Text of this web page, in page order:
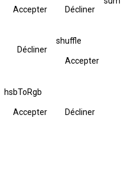
Accepter Décliner
Décliner
shuffle
Accepter
hsbToRgb
Accepter Décliner